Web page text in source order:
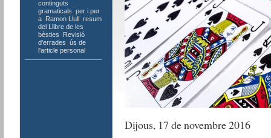
continguts
gramaticals per i per
a, Ramon Llull, resum
del Llibre de les
bèsties
Revisió
d'errades ús de
l'article personal
Dijous, 17 de novembre 2016